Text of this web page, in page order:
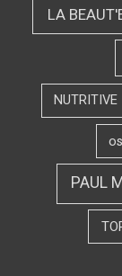
LA
NUTRITIVE
PAUL